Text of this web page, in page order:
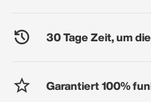
30 Tage Zeit, um
Garantiert 100%